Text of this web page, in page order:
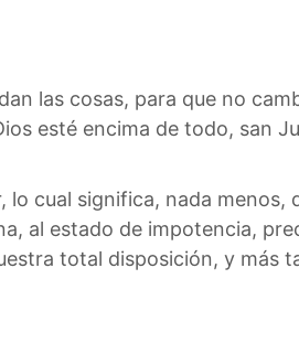
las cosas, para que no
esté encima de todo, san
cual significa, nada menos,
al estado de impotencia,
total disposición, y más